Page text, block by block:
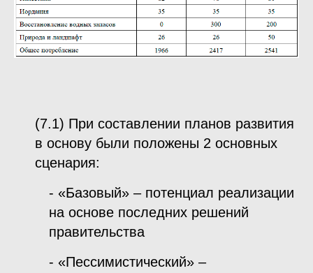
(7.1) При составлении планов развития
в основу были положены 2 основных
сценария:
- «Базовый» – потенциал реализации
на основе последних решений
правительства
- «Пессимистический» –